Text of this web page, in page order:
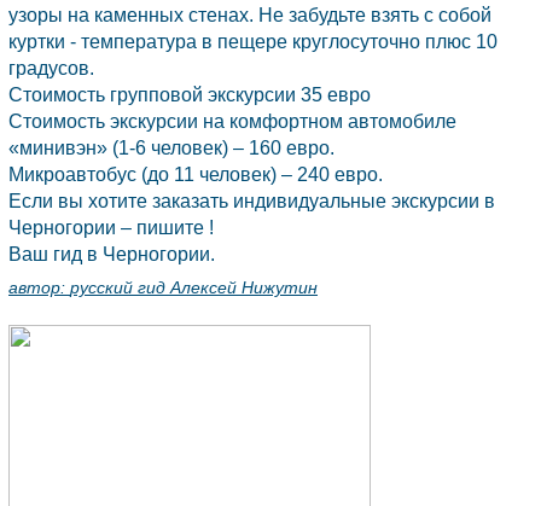
узоры на каменных стенах. Не забудьте взять с собой
куртки - температура в пещере круглосуточно плюс 10
градусов.
Стоимость групповой экскурсии 35 евро
Стоимость экскурсии на комфортном автомобиле
«минивэн» (1-6 человек) – 160 евро.
Микроавтобус (до 11 человек) – 240 евро.
Если вы хотите заказать индивидуальные экскурсии в
Черногории – пишите !
Ваш гид в Черногории.
автор: русский гид Алексей Нижутин